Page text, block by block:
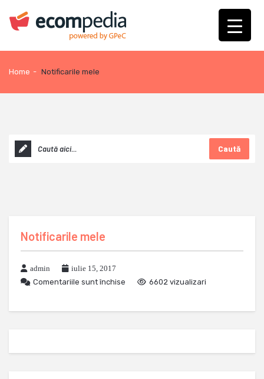
Home - Notificarile mele
Caută
Notificarile mele
admin
iulie 15, 2017
Comentariile sunt închise
6602 vizualizari